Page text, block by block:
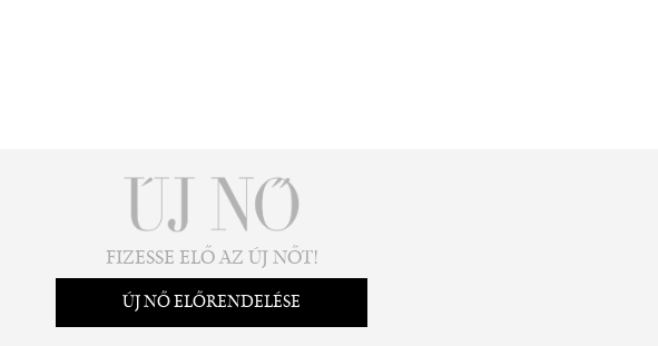
FIZESSE ELŐ AZ ÚJ NŐT!
ÚJ NŐ ELŐRENDELÉSE